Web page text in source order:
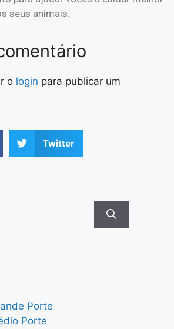
seus animais.
o login para publicar um
Twitter
Porte
Porte